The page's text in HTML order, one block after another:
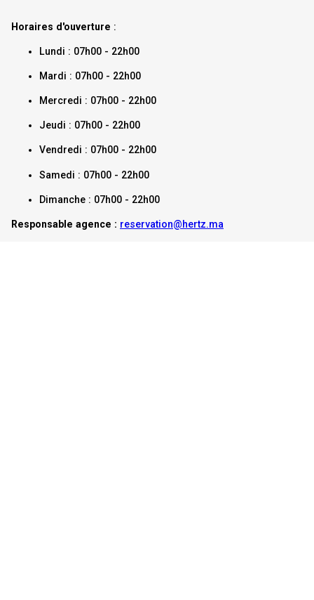
Horaires d'ouverture :
Lundi : 07h00 - 22h00
Mardi : 07h00 - 22h00
Mercredi : 07h00 - 22h00
Jeudi : 07h00 - 22h00
Vendredi : 07h00 - 22h00
Samedi : 07h00 - 22h00
Dimanche : 07h00 - 22h00
Responsable agence : reservation@hertz.ma